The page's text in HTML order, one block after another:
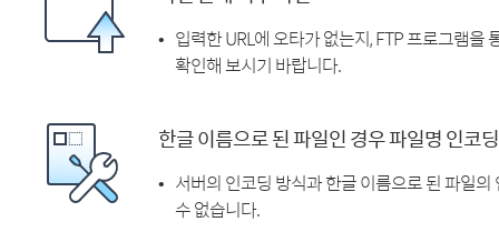
입력한 URL에 오타가 없는지, FTP 프로그램
확인해 보시기 바랍니다.
한글 이름으로 된 파일인 경우 파일명 인코
서버의 인코딩 방식과 한글 이름으로 된 파일
수 없습니다.